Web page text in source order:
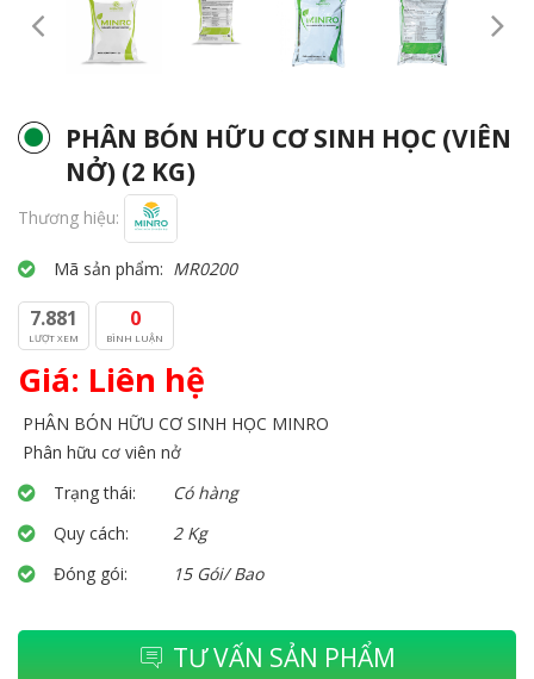
PHÂN BÓN HỮU CƠ SINH HỌC (VIÊN
NỞ) (2 KG)
Thương hiệu:
Mã sản phẩm: MR0200
7.881
LƯỢT XEM
0
BÌNH LUẬN
Giá: Liên hệ
PHÂN BÓN HỮU CƠ SINH HỌC MINRO
Phân hữu cơ viên nở
Trạng thái:
Có hàng
Quy cách:
2 Kg
Đóng gói:
15 Gói/ Bao
TƯ VẤN SẢN PHẨM